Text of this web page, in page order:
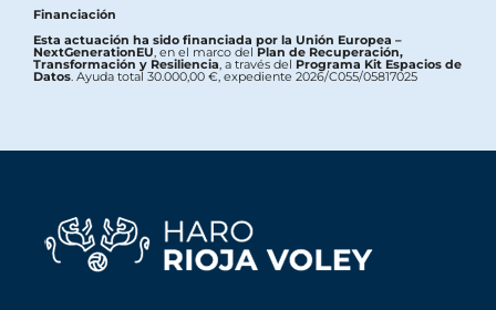
Financiación
Esta actuación ha sido financiada por la Unión Europea –
NextGenerationEU , en el marco delPlan de Recuperación,
Transformación y Resiliencia , a través del Programa Kit Espacios de
Datos . Ayuda total 30.000,00 €, expediente 2026/C055/05817025